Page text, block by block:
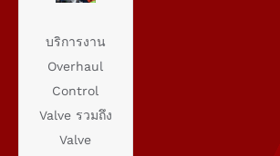
บริการงาน
Overhaul
Control
Valve รวมถึง
Valve